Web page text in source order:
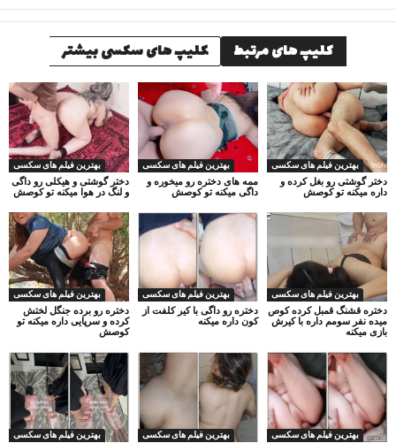
کلیپ های مرتبط کلیپ های سکسی بیشتر
بهترین فیلم های سکسی
دختر گوشتی و هیکلی رو داگی
و لنگ در هوا میکنه تو کوصش
بهترین فیلم های سکسی
ممه های دختره رو میخوره و
داگی میکنه تو کوصش
بهترین فیلم های سکسی
دختر گوشتی رو بغل کرده و
داره میکنه تو کوصش
بهترین فیلم های سکسی
دختره رو برده جنگل لختش
کرده و سرپایی داره میکنه تو
کوصش
بهترین فیلم های سکسی
دختره رو داگی با کیر کلفت از
کون داره میکنه
بهترین فیلم های سکسی
دختره قشنگ قمبل کرده کوص
میده نفر سومم داره با کیرش
بازی میکنه
بهترین فیلم های سکسی بهترین فیلم های سکسی بهترین فیلم های سکسی